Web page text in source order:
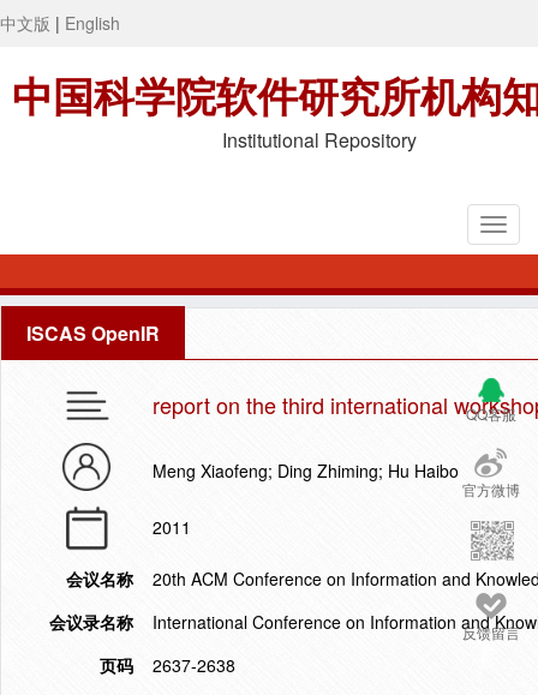
中文版 | English
中国科学院软件研究所机构
Institutional Repository
ISCAS OpenIR
QQ客服
官方微博
反馈留言
report on the third international
Meng Xiaofeng; Ding Zhiming; Hu Haibo
2011
会议名称
20th ACM Conference on Information and
会议录名称
International Conference on Information and
页码
2637-2638